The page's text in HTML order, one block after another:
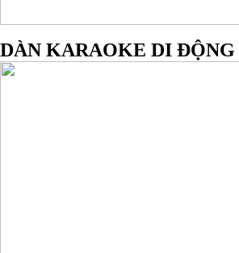
DÀN KARAOKE DI